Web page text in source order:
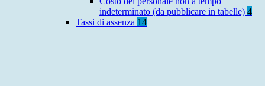
indeterminato (da pubblicare in tabelle) 4
Tassi di assenza 14